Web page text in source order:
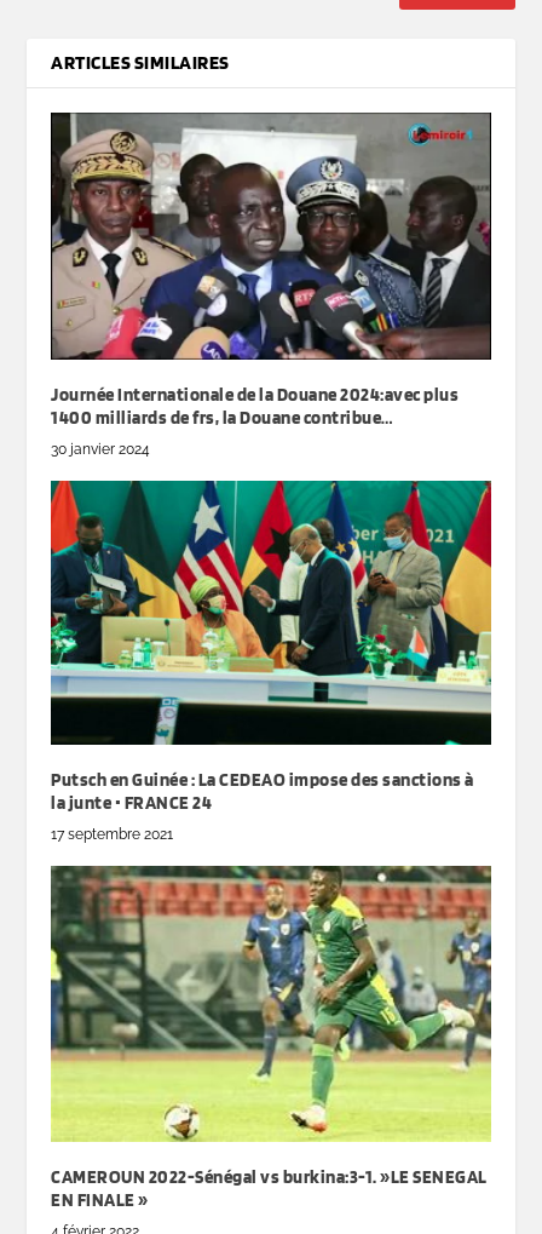
ARTICLES SIMILAIRES
Journée Internationale de la Douane 2024:avec plus
1400 milliards de frs, la Douane contribue…
30 janvier 2024
Putsch en Guinée : La CEDEAO impose des sanctions à
la junte • FRANCE 24
17 septembre 2021
CAMEROUN 2022-Sénégal vs burkina:3-1. »LE SENEGAL
EN FINALE »